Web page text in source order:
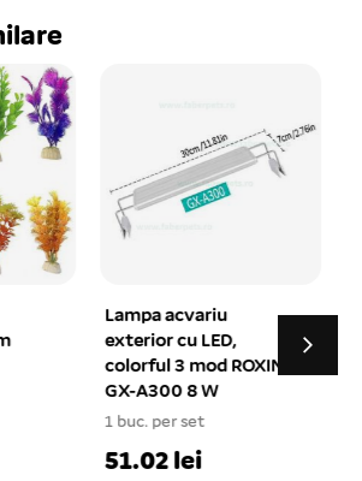
Pompa aer acvariu
SUNSUN CT-100
1.2L/min 2.8W
1 buc. per set
30.01 lei